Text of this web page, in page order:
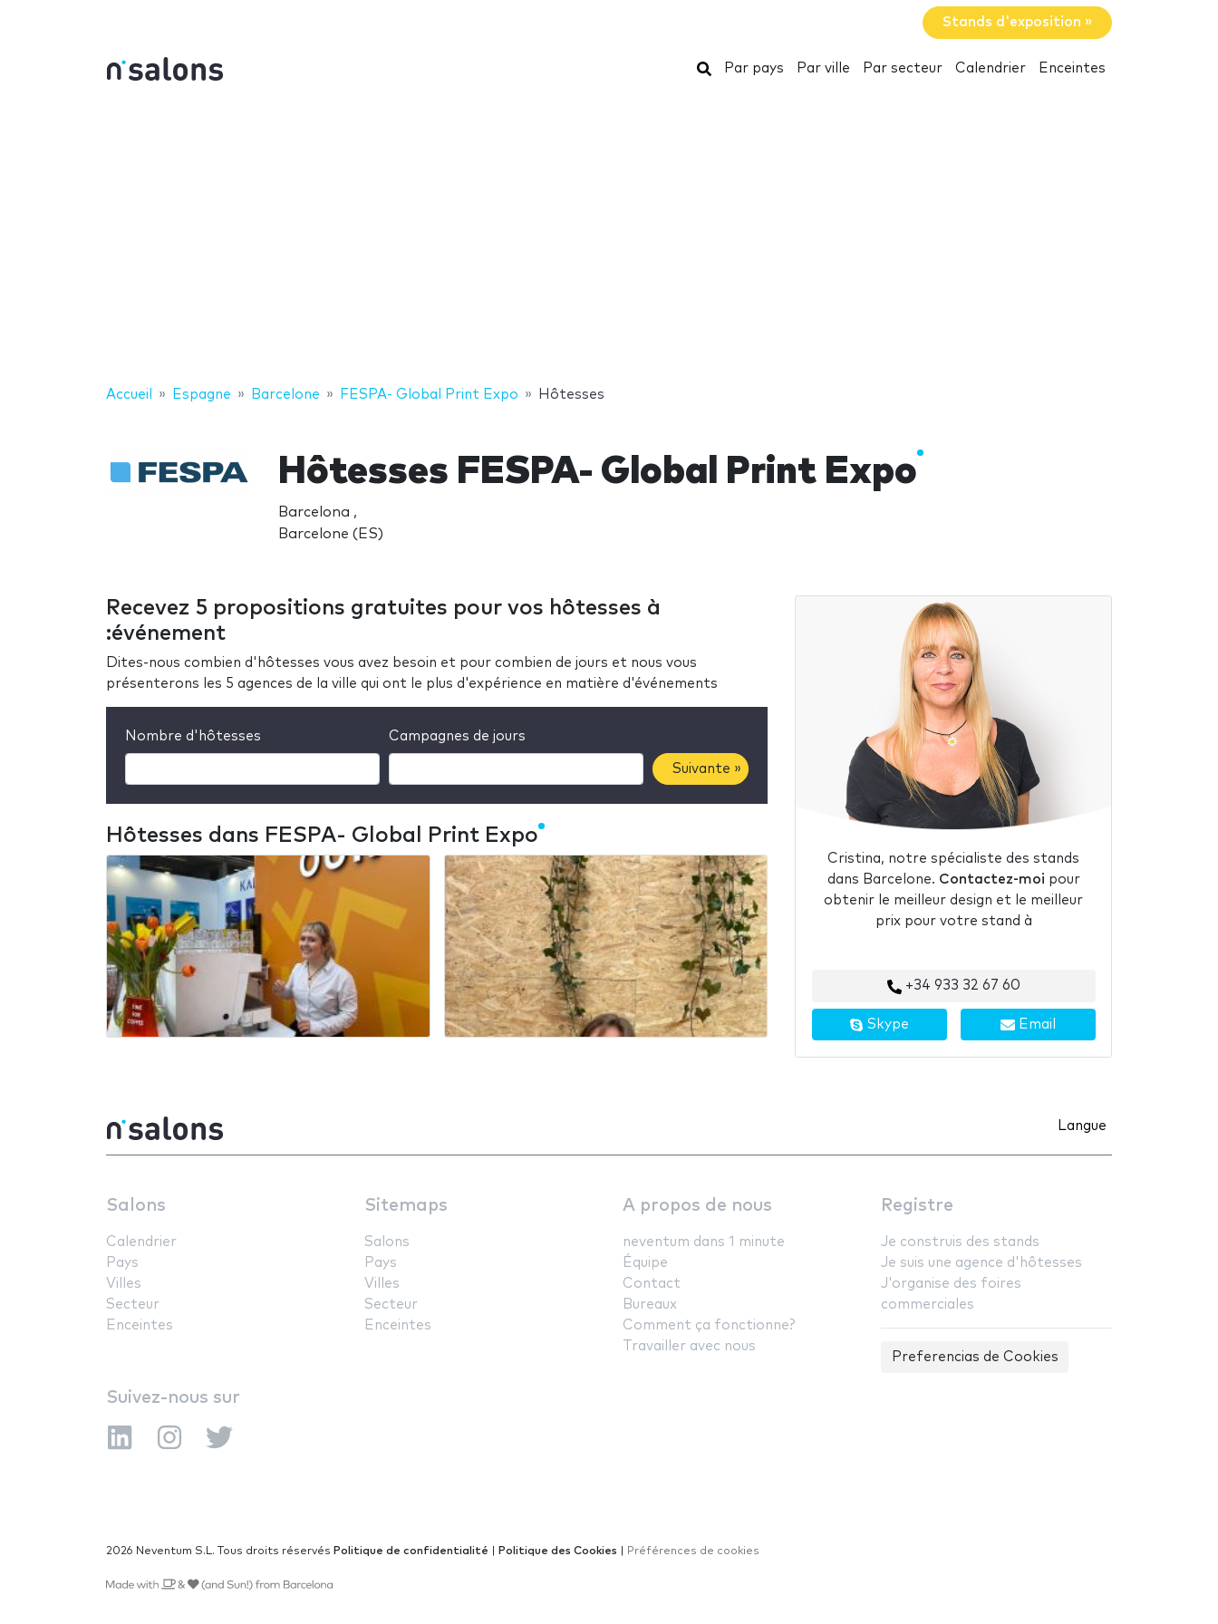
Stands d'exposition »
Rechercher
Par pays Par ville Par secteur Calendrier Enceintes
Accueil Espagne Barcelone FESPA- Global Print Expo Hôtesses
Hôtesses FESPA- Global Print Expo
Barcelona ,
Barcelone (ES)
Recevez 5 propositions gratuites pour vos hôtesses à
:événement
Dites-nous combien d'hôtesses vous avez besoin et pour combien de jours et nous vous
présenterons les 5 agences de la ville qui ont le plus d'expérience en matière d'événements
Nombre d'hôtesses Campagnes de jours
Suivante »
Hôtesses dans FESPA- Global Print Expo
Cristina, notre spécialiste des stands
dans Barcelone. Contactez-moi pour
obtenir le meilleur design et le meilleur
prix pour votre stand à
+34 933 32 67 60
Skype Email
Langue
Salons
Calendrier
Pays
Villes
Secteur
Enceintes
Sitemaps
Salons
Pays
Villes
Secteur
Enceintes
A propos de nous
neventum dans 1 minute
Équipe
Contact
Bureaux
Comment ça fonctionne?
Travailler avec nous
Registre
Je construis des stands
Je suis une agence d'hôtesses
J'organise des foires
commerciales
Preferencias de Cookies
Suivez-nous sur
2026 Neventum S.L. Tous droits réservés Politique de confidentialité Politique des Cookies Préférences de cookies